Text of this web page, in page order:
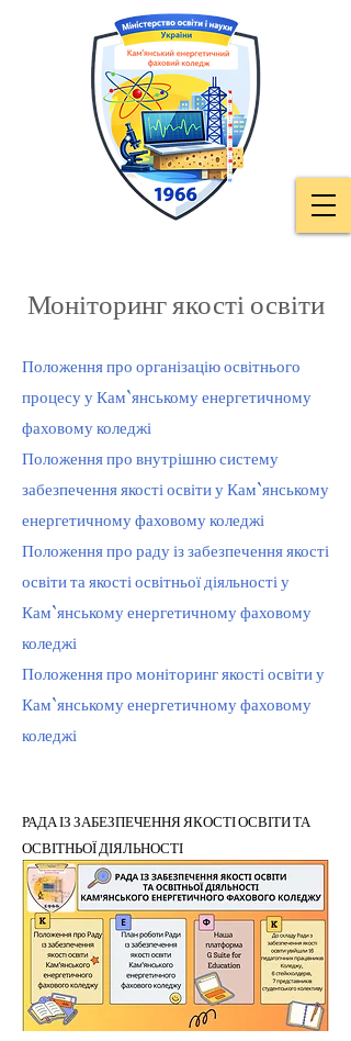
Моніторинг якості освіти
Положення про організацію освітнього
процесу у Кам`янському енергетичному
фаховому коледжі
Положення про внутрішню систему
забезпечення якості освіти у Кам`янському
енергетичному фаховому коледжі
Положення про раду із забезпечення якості
освіти та якості освітньої діяльності у
Кам`янському енергетичному фаховому
коледжі
Положення про моніторинг якості освіти у
Кам`янському енергетичному фаховому
коледжі
РАДА ІЗ ЗАБЕЗПЕЧЕННЯ ЯКОСТІ ОСВІТИ ТА
ОСВІТНЬОЇ ДІЯЛЬНОСТІ